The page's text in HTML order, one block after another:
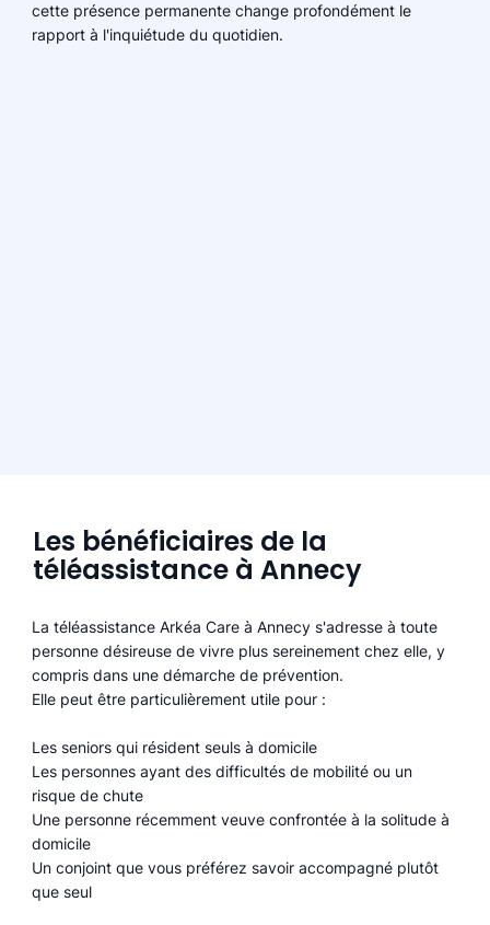
cette présence permanente change profondément le
rapport à l'inquiétude du quotidien.
Les bénéficiaires de la
téléassistance à Annecy
La téléassistance Arkéa Care à Annecy s'adresse à toute
personne désireuse de vivre plus sereinement chez elle, y
compris dans une démarche de prévention.
Elle peut être particulièrement utile pour :
Les seniors qui résident seuls à domicile
Les personnes ayant des difficultés de mobilité ou un
risque de chute
Une personne récemment veuve confrontée à la solitude à
domicile
Un conjoint que vous préférez savoir accompagné plutôt
que seul